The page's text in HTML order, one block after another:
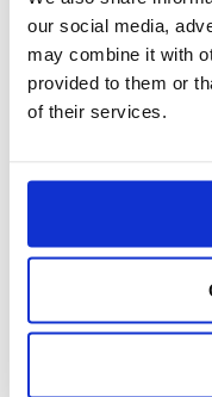
our social media,
may combine it with
provided to them or
of their services.
em desenvolver-me
sobre o assunto. Em
oportunidade no
o Departamento de
mobilidade familiar
durante pelo menos 3
ESTAMOS NA
com projectos agro-